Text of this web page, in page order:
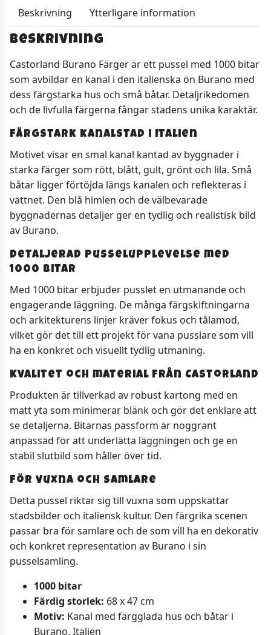
Beskrivning Ytterligare information
Beskrivning
Castorland Burano Färger är ett pussel med 1000 bitar
som avbildar en kanal i den italienska ön Burano med
dess färgstarka hus och små båtar. Detaljrikedomen
och de livfulla färgerna fångar stadens unika karaktär.
Färgstark kanalstad i Italien
Motivet visar en smal kanal kantad av byggnader i
starka färger som rött, blått, gult, grönt och lila. Små
båtar ligger förtöjda längs kanalen och reflekteras i
vattnet. Den blå himlen och de välbevarade
byggnadernas detaljer ger en tydlig och realistisk bild
av Burano.
Detaljerad pusselupplevelse med
1000 bitar
Med 1000 bitar erbjuder pusslet en utmanande och
engagerande läggning. De många färgskiftningarna
och arkitekturens linjer kräver fokus och tålamod,
vilket gör det till ett projekt för vana pusslare som vill
ha en konkret och visuellt tydlig utmaning.
Kvalitet och material från Castorland
Produkten är tillverkad av robust kartong med en
matt yta som minimerar blänk och gör det enklare att
se detaljerna. Bitarnas passform är noggrant
anpassad för att underlätta läggningen och ge en
stabil slutbild som håller över tid.
För vuxna och samlare
Detta pussel riktar sig till vuxna som uppskattar
stadsbilder och italiensk kultur. Den färgrika scenen
passar bra för samlare och de som vill ha en dekorativ
och konkret representation av Burano i sin
pusselsamling.
1000 bitar
Färdig storlek: 68 x 47 cm
Motiv: Kanal med färgglada hus och båtar i
Burano, Italien